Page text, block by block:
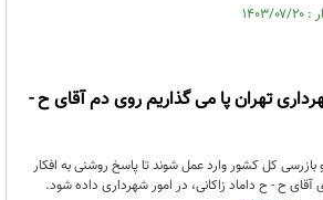
تهران پا می گذاریم روی دم آقای ح -
بازرسی کل کشور وارد عمل شوند تا پاسخ‌ روشنی به افکار
ح - ح داماد زاکانی، در امور شهرداری داده شود.